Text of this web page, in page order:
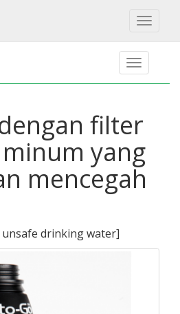
Toggle
filter
yang
mencegah
drinking water]